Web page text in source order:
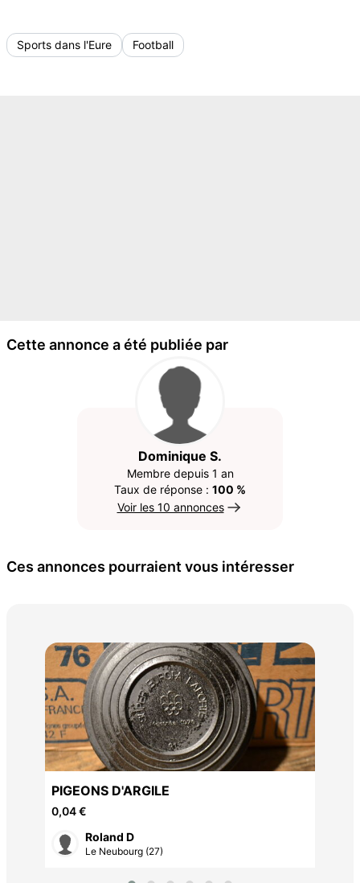
Sports dans l'Eure Football
Cette annonce a été publiée par
Dominique S.
Membre depuis 1 an
Taux de réponse : 100 %
Voir les 10 annonces
Ces annonces pourraient vous intéresser
PIGEONS D'ARGILE
0,04 €
Roland D
Le Neubourg (27)